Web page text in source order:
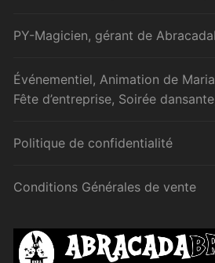
PY-Magicien, gérant de
Événementiel, Animation de
Fête d’entreprise, Soirée
Politique de confidentialité
Conditions Générales de vente